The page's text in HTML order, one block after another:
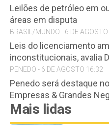
Leilões de petróleo em
áreas em disputa
BRASIL/MUNDO - 6 DE
Leis do licenciamento
inconstitucionais, avalia
PENEDO - 6 DE AGOSTO 16:32
Penedo será destaque
Empresas & Grandes
Mais lidas